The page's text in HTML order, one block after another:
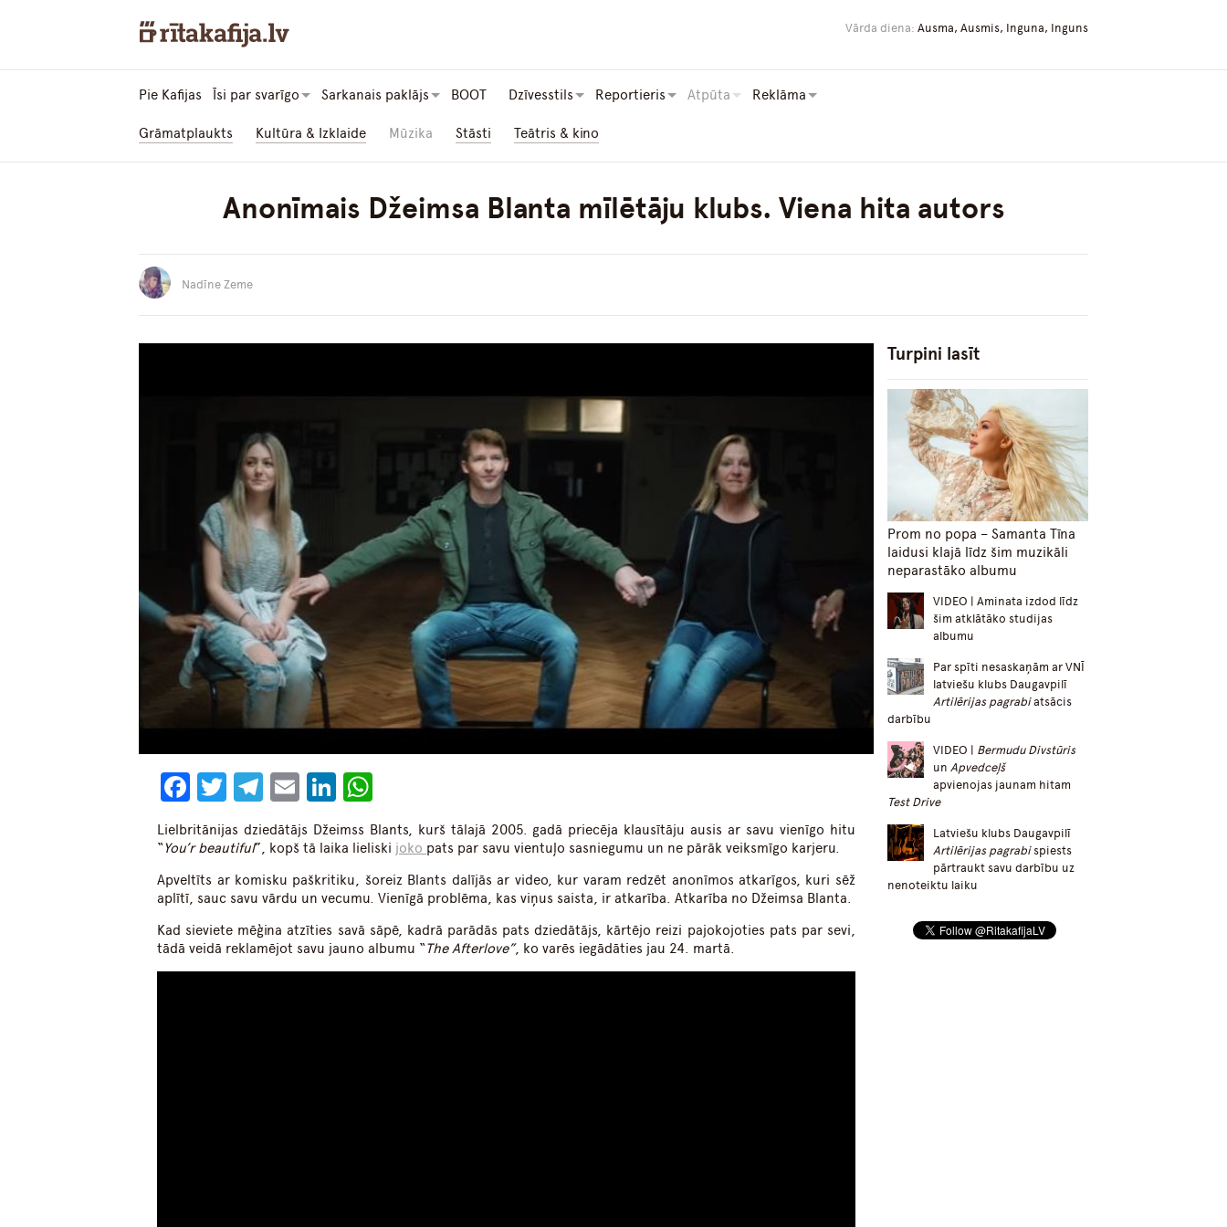
Vārda diena: Ausma, Ausmis, Inguna, Inguns
Pie Kafijas Īsi par svarīgo Sarkanais paklājs BOOT Dzīvesstils Reportieris Atpūta Reklāma
Grāmatplaukts Kultūra & Izklaide Mūzika Stāsti Teātris & kino
Anonīmais Džeimsa Blanta mīlētāju klubs. Viena hita autors
Nadīne Zeme
Facebook
Twitter
Telegram
EmailLinkedIn
Lielbritānijas dziedātājs Džeimss Blants, kurš tālajā 2005. gadā priecēja klausītāju ausis ar savu vienīgo hitu
“You’r beautiful”, kopš tā laika lieliski joko pats par savu vientuļo sasniegumu un ne pārāk veiksmīgo karjeru.
Apveltīts ar komisku paškritiku, šoreiz Blants dalījās ar video, kur varam redzēt anonīmos atkarīgos, kuri sēž
aplītī, sauc savu vārdu un vecumu. Vienīgā problēma, kas viņus saista, ir atkarība. Atkarība no Džeimsa Blanta.
Kad sieviete mēģina atzīties savā sāpē, kadrā parādās pats dziedātājs, kārtējo reizi pajokojoties pats par sevi,
tādā veidā reklamējot savu jauno albumu “The Afterlove”, ko varēs iegādāties jau 24. martā.
Turpini lasīt
Prom no popa – Samanta Tīna
laidusi klajā līdz šim muzikāli
neparastāko albumu
VIDEO | Aminata izdod līdz
šim atklātāko studijas
albumu
Par spīti nesaskaņām ar VNĪ
latviešu klubs Daugavpilī
Artilērijas pagrabiatsācis
darbību
VIDEO | Bermudu Divstūris
un Apvedceļš
apvienojas jaunam hitam
Test Drive
Latviešu klubs Daugavpilī
Artilērijas pagrabispiests
pārtraukt savu darbību uz
nenoteiktu laiku